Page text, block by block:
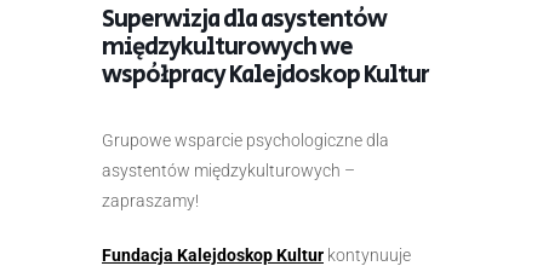
Superwizja dla asystentów
międzykulturowych we
współpracy Kalejdoskop Kultur
Grupowe wsparcie psychologiczne dla
asystentów międzykulturowych –
zapraszamy!
Fundacja Kalejdoskop Kultur kontynuuje